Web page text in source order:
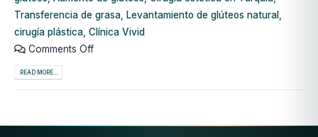
Transferencia de grasa
Levantamiento de glúteos natural
cirugía plástica Clínica Vivid
Comments Off
READ MORE...